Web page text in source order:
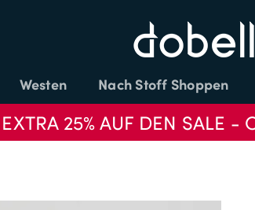
Westen Nach Stoff Shoppen
EXTRA 25% AUF DEN SALE -